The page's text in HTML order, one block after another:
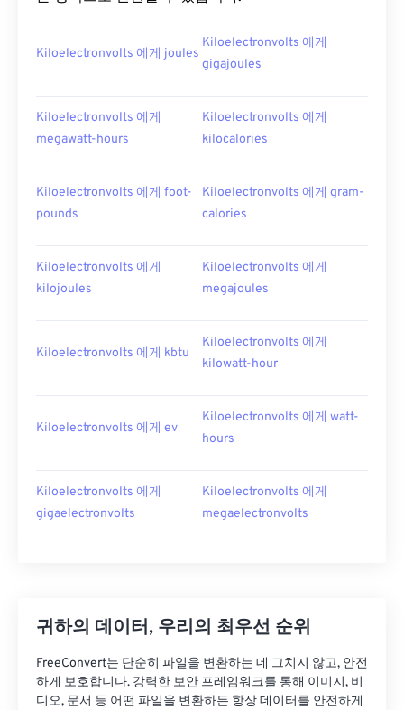
Kiloelectronvolts 에게 joules
Kiloelectronvolts 에게
gigajoules
Kiloelectronvolts 에게
megawatt-hours
Kiloelectronvolts 에게
kilocalories
Kiloelectronvolts 에게 foot-
pounds
Kiloelectronvolts 에게 gram-
calories
Kiloelectronvolts 에게
kilojoules
Kiloelectronvolts 에게
megajoules
Kiloelectronvolts 에게 kbtu
Kiloelectronvolts 에게
kilowatt-hour
Kiloelectronvolts 에게 ev
Kiloelectronvolts 에게 watt-
hours
Kiloelectronvolts 에게
gigaelectronvolts
Kiloelectronvolts 에게
megaelectronvolts
귀하의 데이터, 우리의 최우선 순위
FreeConvert는 단순히 파일을 변환하는 데 그치지 않고, 안전
하게 보호합니다. 강력한 보안 프레임워크를 통해 이미지, 비
디오, 문서 등 어떤 파일을 변환하든 항상 데이터를 안전하게